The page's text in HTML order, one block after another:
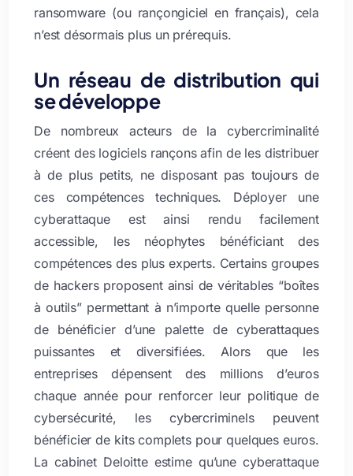
ransomware (ou rançongiciel en français), cela
n’est désormais plus un prérequis.
Un réseau de distribution qui
se développe
De nombreux acteurs de la cybercriminalité
créent des logiciels rançons afin de les distribuer
à de plus petits, ne disposant pas toujours de
ces compétences techniques. Déployer une
cyberattaque est ainsi rendu facilement
accessible, les néophytes bénéficiant des
compétences des plus experts. Certains groupes
de hackers proposent ainsi de véritables “boîtes
à outils” permettant à n’importe quelle personne
de bénéficier d’une palette de cyberattaques
puissantes et diversifiées. Alors que les
entreprises dépensent des millions d’euros
chaque année pour renforcer leur politique de
cybersécurité, les cybercriminels peuvent
bénéficier de kits complets pour quelques euros.
La cabinet Deloitte estime qu’une cyberattaque